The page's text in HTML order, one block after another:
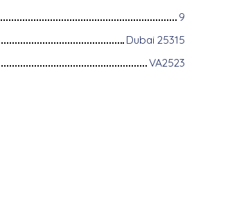
9
Dubai 25315
VA2523